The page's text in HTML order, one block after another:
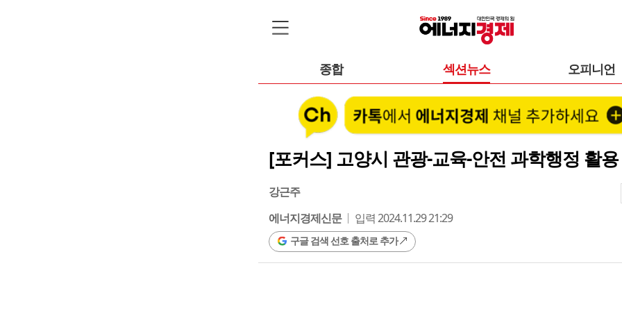
종합 섹션뉴스 오피니언
[포커스] 고양시 관광-교육-안전 과학행정 활
강근주
에너지경제신문
입력 2024.11.29 21:29
구글 검색 선호 출처로 추가